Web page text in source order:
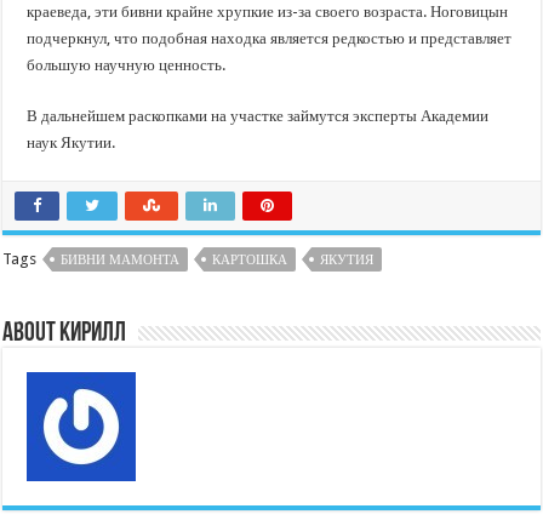
краеведа, эти бивни крайне хрупкие из-за своего возраста. Ноговицын
подчеркнул, что подобная находка является редкостью и представляет
большую научную ценность.
В дальнейшем раскопками на участке займутся эксперты Академии
наук Якутии.
Tags БИВНИ МАМОНТА КАРТОШКА ЯКУТИЯ
About Кирилл